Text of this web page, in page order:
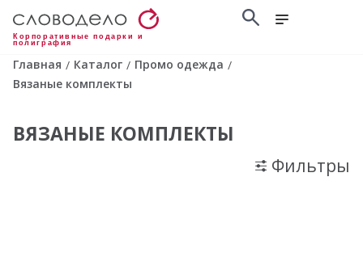
Корпоративные подарки и
полиграфия
Главная / Каталог / Промо одежда /
Вязаные комплекты
ВЯЗАНЫЕ КОМПЛЕКТЫ
Фильтры